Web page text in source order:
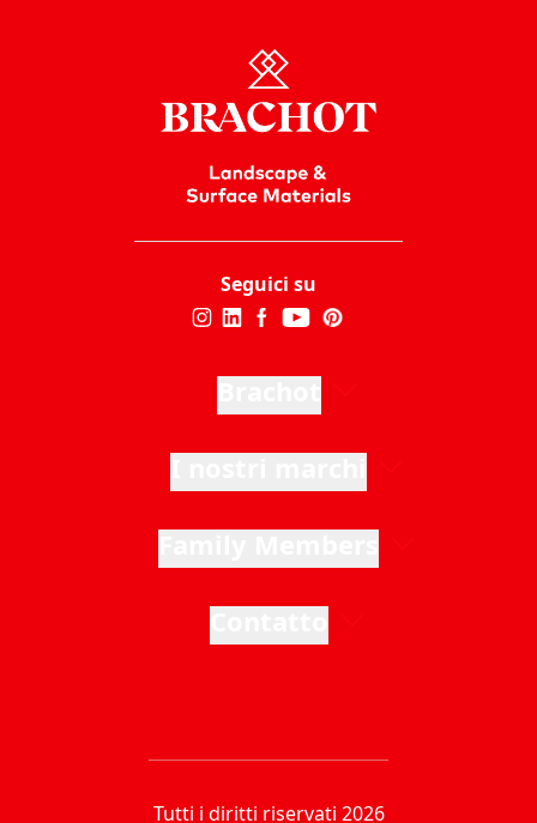
Seguici su
Tutti i diritti riservati 2026